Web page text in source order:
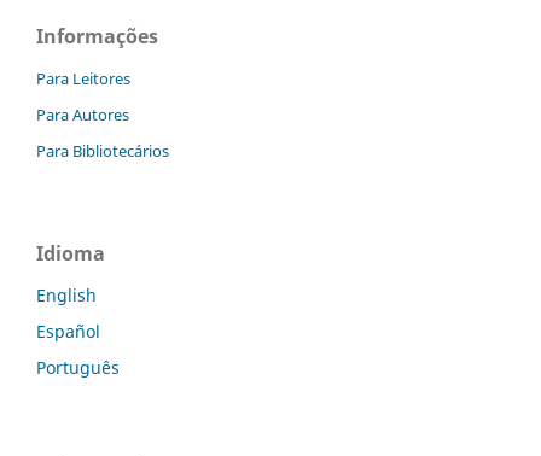
Informações
Para Leitores
Para Autores
Para Bibliotecários
Idioma
English
Español
Português